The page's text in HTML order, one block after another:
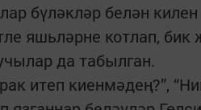
бүләкләр белән килен
яшьләрне котлап,
да табылган.
итеп киенмәдең?”,